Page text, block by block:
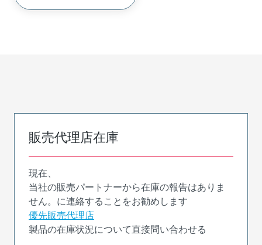
販売代理店在庫
現在、
当社の販売パートナーから在庫の報告はありま
せん。に連絡することをお勧めします
優先販売代理店
製品の在庫状況について直接問い合わせる